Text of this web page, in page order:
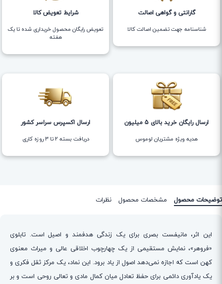
گارانتی و گواهی اصالت
شناسنامه جهت تضمین اصالت کالا
شرایط تعویض کالا
تعویض رایگان محصول خریداری شده تا یک
هفته
ارسال رایگان خرید بالای 5 میلیون
هدیه ویژه مشتریان لوموس
ارسال اکسپرس سراسر کشور
دریافت بسته ۲ تا ۳ روزه کاری
توضیحات محصول مشخصات محصول نظرات
این اثر، مانیفست بصری برای یک زندگی هدفمند و اصیل است. تابلوی
«فروهر»، نمایش مستقیمی از یک چهارچوب اخلاقی عالی و میراث معنوی
کهن است که اجازه نمی‌دهد اصول از یاد برود. این نماد، یک مرکز ثقل فکری و
یک یادآوری دائمی برای حفظ تعادل میان کمال مادی و تعالی روحی است و بر